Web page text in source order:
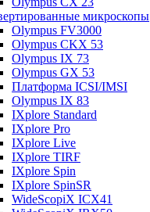
микроскопы
Olympus FV3000
Olympus CKX 53
Olympus IX 73
Olympus GX 53
Платформа ICSI/IMSI
Olympus IX 83
IXplore Standard
IXplore Pro
IXplore Live
IXplore TIRF
IXplore Spin
IXplore SpinSR
WideScopiX ICX41